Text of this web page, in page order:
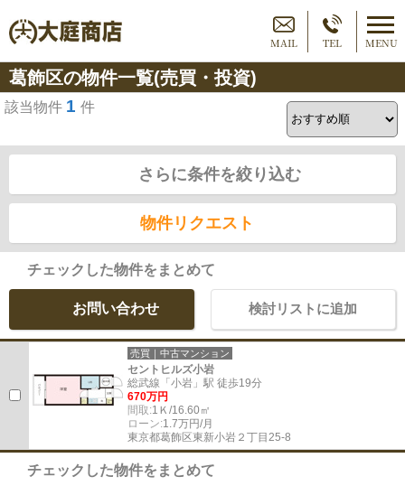
MAIL TEL MENU
葛飾区の物件一覧(売買・投資)
該当物件 1 件
さらに条件を絞り込む
物件リクエスト
チェックした物件をまとめて
お問い合わせ 検討リストに追加
売買｜中古マンション
セントヒルズ小岩
総武線「小岩」駅 徒歩19分
670万円
間取:1Ｋ/16.60㎡
ローン:1.7万円/月
東京都葛飾区東新小岩２丁目25-8
チェックした物件をまとめて